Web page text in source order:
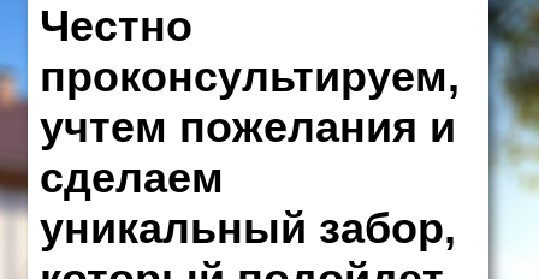
Честно
проконсультируем,
учтем пожелания и
сделаем
уникальный забор,